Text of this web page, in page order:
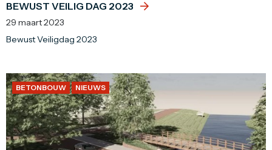
BEWUST VEILIG DAG 2023
29 maart 2023
Bewust Veiligdag 2023
BETONBOUW NIEUWS